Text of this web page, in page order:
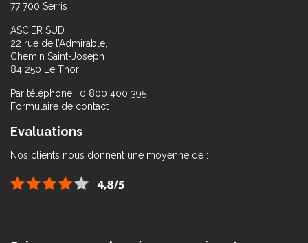
77 700 Serris
ASCIER SUD
22 rue de l’Admirable,
Chemin Saint-Joseph
84 250 Le Thor
Par téléphone : 0 800 400 395
Formulaire de contact
Evaluations
Nos clients nous donnent une moyenne de :